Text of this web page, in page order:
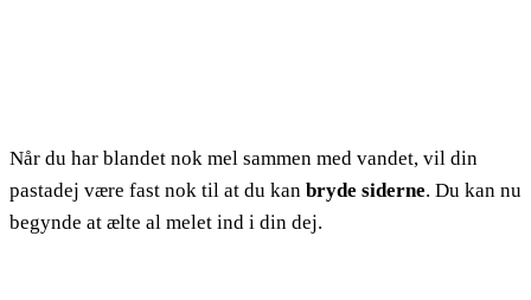
Når du har blandet nok mel sammen med vandet, vil din
pastadej være fast nok til at du kan bryde siderne. Du kan nu
begynde at ælte al melet ind i din dej.